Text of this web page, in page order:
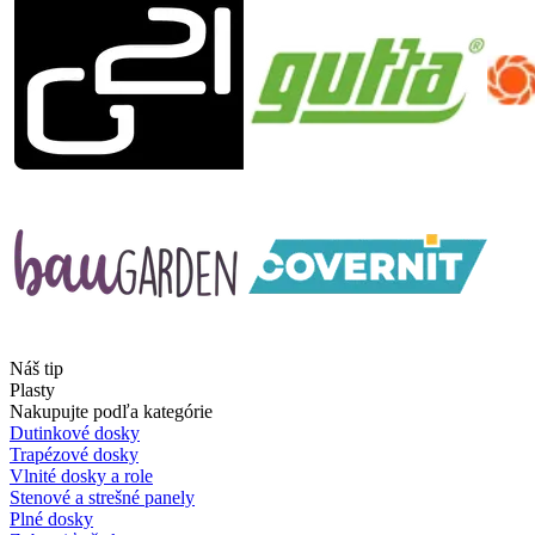
Náš tip
Plasty
Nakupujte podľa kategórie
Dutinkové dosky
Trapézové dosky
Vlnité dosky a role
Stenové a strešné panely
Plné dosky